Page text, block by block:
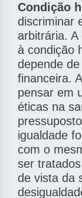
Condição
discriminar
arbitrária. A
à condição
depende
financeira.
pensar em
éticas na
igualdade
com o
ser
de vista da